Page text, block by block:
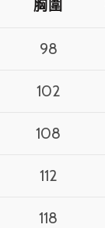
胸圍
98
102
108
112
118